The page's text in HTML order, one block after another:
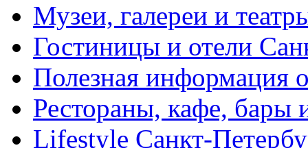
Музеи, галереи и
Гостиницы и отели
Полезная информация
Рестораны, кафе, бары
Lifestyle Санкт-